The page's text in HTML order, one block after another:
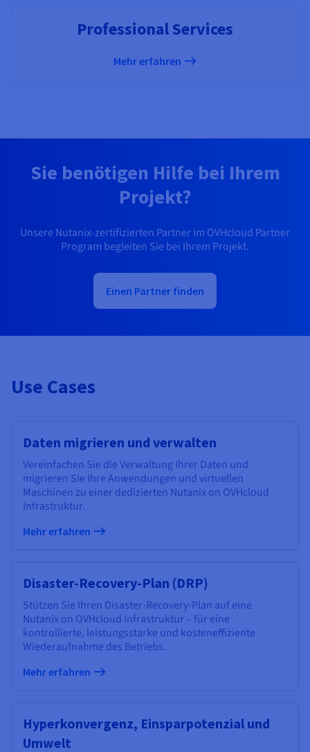
Professional Services
Mehr erfahren
Sie benötigen Hilfe bei Ihrem
Projekt?
Unsere Nutanix-zertifizierten Partner im OVHcloud Partner
Program begleiten Sie bei Ihrem Projekt.
Einen Partner finden
Use Cases
Daten migrieren und verwalten
Vereinfachen Sie die Verwaltung Ihrer Daten und
migrieren Sie Ihre Anwendungen und virtuellen
Maschinen zu einer dedizierten Nutanix on OVHcloud
Infrastruktur.
Mehr erfahren
Disaster-Recovery-Plan (DRP)
Stützen Sie Ihren Disaster-Recovery-Plan auf eine
Nutanix on OVHcloud Infrastruktur – für eine
kontrollierte, leistungsstarke und kosteneffiziente
Wiederaufnahme des Betriebs.
Mehr erfahren
Hyperkonvergenz, Einsparpotenzial und
Umwelt